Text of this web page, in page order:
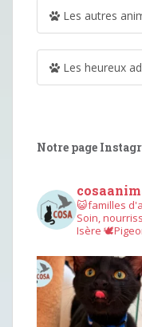
Les autres
Les heureux
Notre page
😺familles
Soin,
Isère